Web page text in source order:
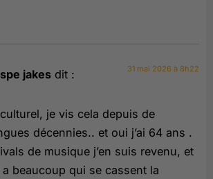
jakes dit : 31 mai 2026 à 8h22
je vis cela depuis de
décennies.. et oui j’ai 64 ans .
de musique j’en suis revenu, et
a beaucoup qui se cassent la